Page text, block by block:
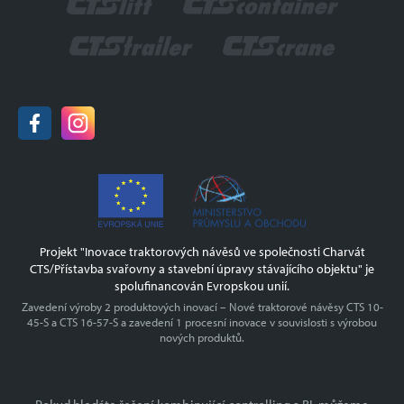
Odborné vzdělávání zaměstnanců II
Vzdělávání zaměstnanců CHARVÁT CTS a.s.
Projekt "Inovace traktorových návěsů ve společnosti Charvát
CTS/Přístavba svařovny a stavební úpravy stávajícího objektu" je
spolufinancován Evropskou unií.
Zavedení výroby 2 produktových inovací – Nové traktorové návěsy CTS 10-
45-S a CTS 16-57-S a zavedení 1 procesní inovace v souvislosti s výrobou
nových produktů.